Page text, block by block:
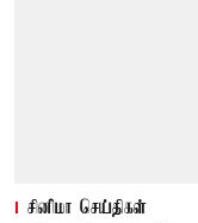
சினிமா செய்திகள்